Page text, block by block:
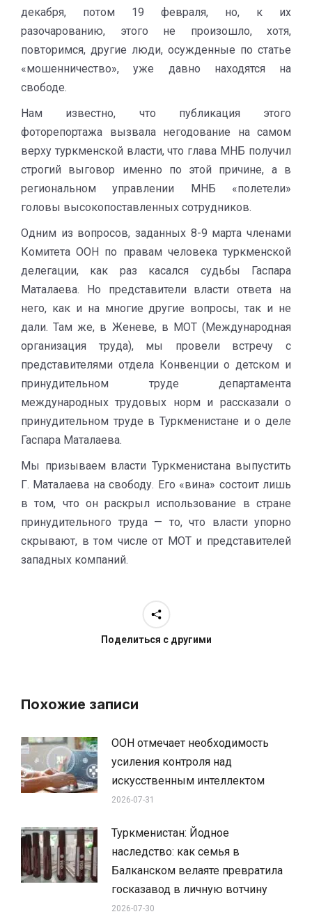
декабря, потом 19 февраля, но, к их
разочарованию, этого не произошло, хотя,
повторимся, другие люди, осужденные по статье
«мошенничество», уже давно находятся на
свободе.
Нам известно, что публикация этого
фоторепортажа вызвала негодование на самом
верху туркменской власти, что глава МНБ получил
строгий выговор именно по этой причине, а в
региональном управлении МНБ «полетели»
головы высокопоставленных сотрудников.
Одним из вопросов, заданных 8-9 марта членами
Комитета ООН по правам человека туркменской
делегации, как раз касался судьбы Гаспара
Маталаева. Но представители власти ответа на
него, как и на многие другие вопросы, так и не
дали. Там же, в Женеве, в МОТ (Международная
организация труда), мы провели встречу с
представителями отдела Конвенции о детском и
принудительном труде департамента
международных трудовых норм и рассказали о
принудительном труде в Туркменистане и о деле
Гаспара Маталаева.
Мы призываем власти Туркменистана выпустить
Г. Маталаева на свободу. Его «вина» состоит лишь
в том, что он раскрыл использование в стране
принудительного труда — то, что власти упорно
скрывают, в том числе от МОТ и представителей
западных компаний.
Поделиться с другими
Похожие записи
ООН отмечает необходимость
усиления контроля над
искусственным интеллектом
2026-07-31
Туркменистан: Йодное
наследство: как семья в
Балканском велаяте превратила
госказавод в личную вотчину
2026-07-30